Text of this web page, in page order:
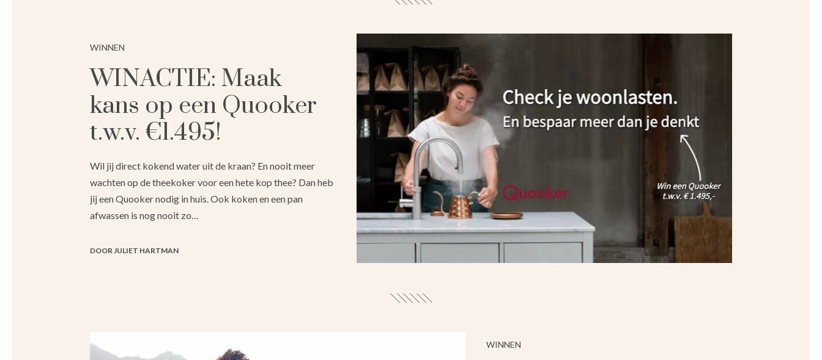
WINNEN
WINACTIE: Maak
kans op een Quooker
t.w.v. €1.495!
Wil jij direct kokend water uit de kraan? En nooit meer
wachten op de theekoker voor een hete kop thee? Dan heb
jij een Quooker nodig in huis. Ook koken en een pan
afwassen is nog nooit zo…
DOOR JULIET HARTMAN
WINNEN